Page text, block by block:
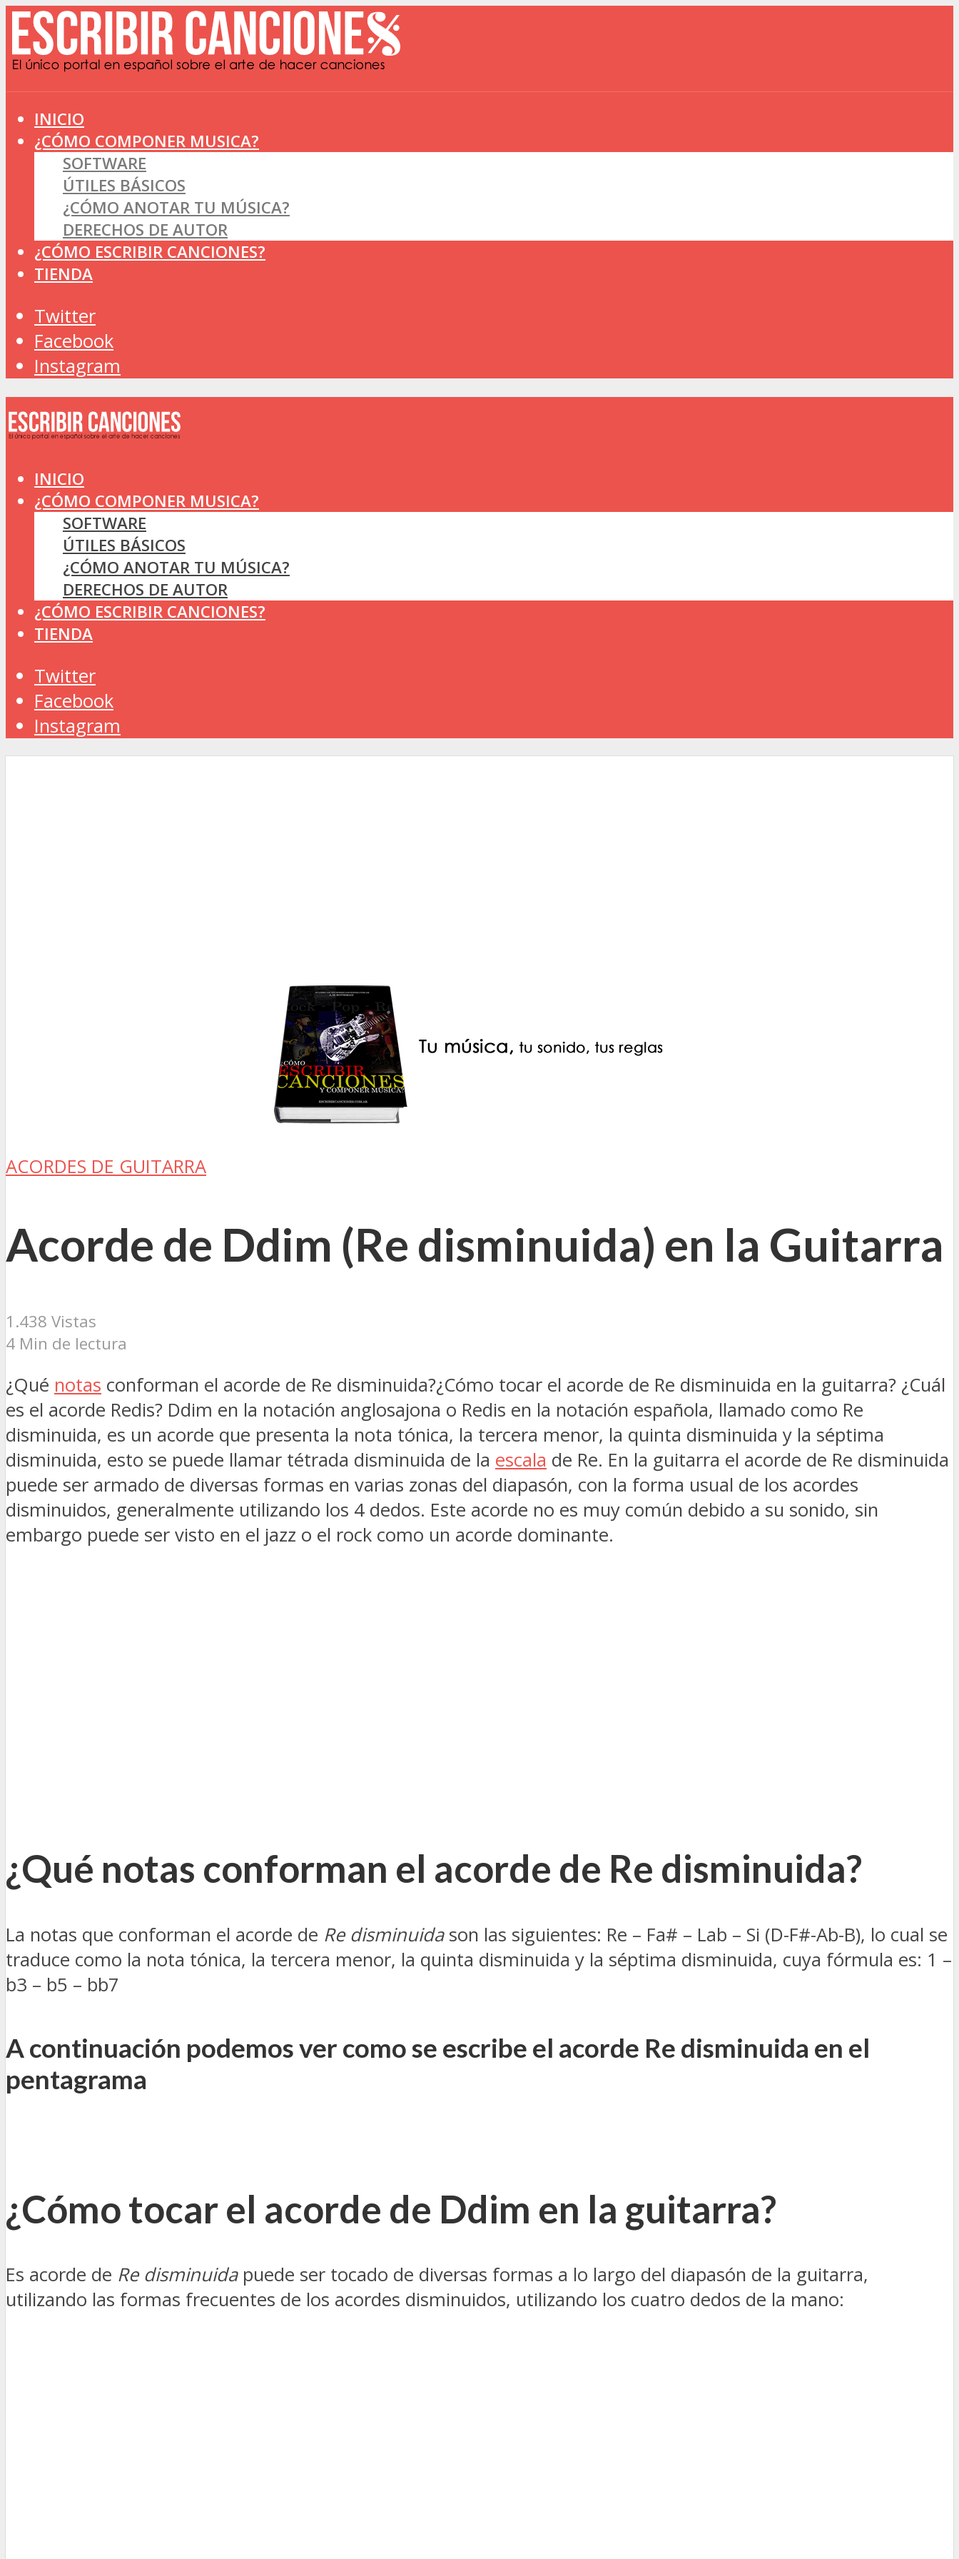
INICIO
¿CÓMO COMPONER MUSICA?
SOFTWARE
ÚTILES BÁSICOS
¿CÓMO ANOTAR TU MÚSICA?
DERECHOS DE AUTOR
¿CÓMO ESCRIBIR CANCIONES?
TIENDA
Twitter
Facebook
Instagram
INICIO
¿CÓMO COMPONER MUSICA?
SOFTWARE
ÚTILES BÁSICOS
¿CÓMO ANOTAR TU MÚSICA?
DERECHOS DE AUTOR
¿CÓMO ESCRIBIR CANCIONES?
TIENDA
Twitter
Facebook
Instagram
ACORDES DE GUITARRA
Acorde de Ddim (Re disminuida) en la Guitarra
1.438 Vistas
4 Min de lectura
¿Qué notas conforman el acorde de Re disminuida?¿Cómo tocar el acorde de Re disminuida en la guitarra? ¿Cuál
es el acorde Redis? Ddim en la notación anglosajona o Redis en la notación española, llamado como Re
disminuida, es un acorde que presenta la nota tónica, la tercera menor, la quinta disminuida y la séptima
disminuida, esto se puede llamar tétrada disminuida de la escala de Re. En la guitarra el acorde de Re disminuida
puede ser armado de diversas formas en varias zonas del diapasón, con la forma usual de los acordes
disminuidos, generalmente utilizando los 4 dedos. Este acorde no es muy común debido a su sonido, sin
embargo puede ser visto en el jazz o el rock como un acorde dominante.
¿Qué notas conforman el acorde de Re disminuida?
La notas que conforman el acorde de Re disminuidason las siguientes: Re – Fa# – Lab – Si (D-F#-Ab-B), lo cual se
traduce como la nota tónica, la tercera menor, la quinta disminuida y la séptima disminuida, cuya fórmula es: 1 –
b3 – b5 – bb7
A continuación podemos ver como se escribe el acorde Re disminuida en el
pentagrama
¿Cómo tocar el acorde de Ddim en la guitarra?
Es acorde de Re disminuidapuede ser tocado de diversas formas a lo largo del diapasón de la guitarra,
utilizando las formas frecuentes de los acordes disminuidos, utilizando los cuatro dedos de la mano: